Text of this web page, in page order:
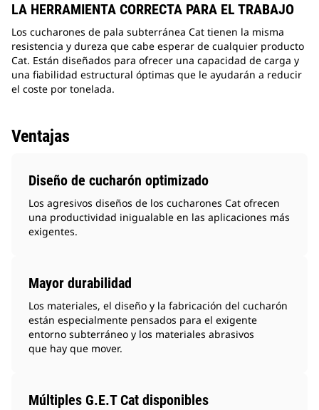
LA HERRAMIENTA CORRECTA PARA EL TRABAJO
Los cucharones de pala subterránea Cat tienen la misma
resistencia y dureza que cabe esperar de cualquier producto
Cat. Están diseñados para ofrecer una capacidad de carga y
una fiabilidad estructural óptimas que le ayudarán a reducir
el coste por tonelada.
Ventajas
Diseño de cucharón optimizado
Los agresivos diseños de los cucharones Cat ofrecen
una productividad inigualable en las aplicaciones más
exigentes.
Mayor durabilidad
Los materiales, el diseño y la fabricación del cucharón
están especialmente pensados para el exigente
entorno subterráneo y los materiales abrasivos
que hay que mover.
Múltiples G.E.T Cat disponibles